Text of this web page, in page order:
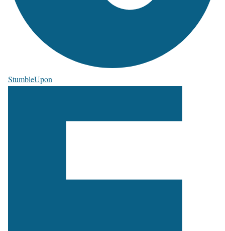
StumbleUpon